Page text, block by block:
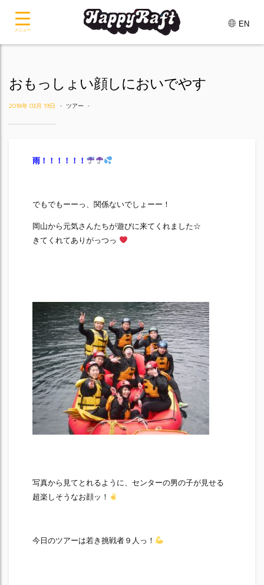
EN
おもっしょい顔しにおいでやす
2018年 03月 19日 ツアー
雨！！！！！！
でもでもーーっ、関係ないでしょーー！
岡山から元気さんたちが遊びに来てくれました☆
きてくれてありがっつっ
写真から見てとれるように、センターの男の子が見せる
超楽しそうなお顔ッ！
今日のツアーは若き挑戦者９人っ！
メニュー